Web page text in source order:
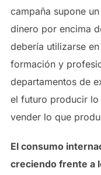
campaña supone
dinero por encima
debería utilizarse
formación y
departamentos de
el futuro producir lo
vender lo que
El consumo
creciendo frente a